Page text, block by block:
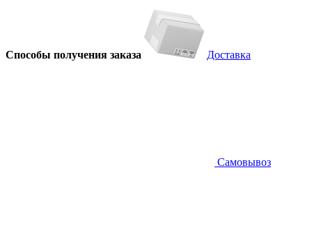
Способы получения заказа Доставка
Самовывоз